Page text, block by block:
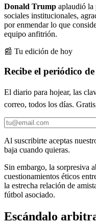
Donald Trump aplaudió la
sociales institucionales,
por enmendar lo que
equipo anfitrión.
📰 Tu edición de hoy
Recibe el periódico
El diario para hojear, las
correo, todos los días.
Al suscribirte aceptas
baja cuando quieras.
Sin embargo, la sorpresiva
cuestionamientos éticos
la estrecha relación de
fútbol asociado.
Escándalo